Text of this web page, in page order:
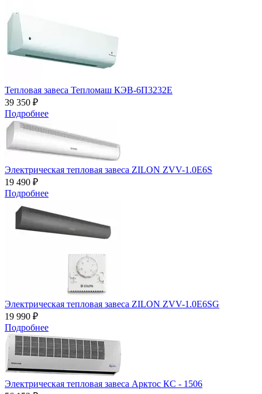
Тепловая завеса Тепломаш КЭВ-6П3232Е
39 350 ₽
Подробнее
Электрическая тепловая завеса ZILON ZVV-1.0E6S
19 490 ₽
Подробнее
Электрическая тепловая завеса ZILON ZVV-1.0E6SG
19 990 ₽
Подробнее
Электрическая тепловая завеса Арктос КС - 1506